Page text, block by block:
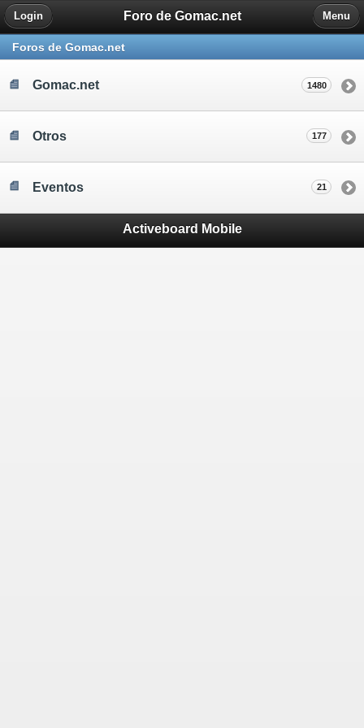
Foro de Gomac.net
Login Menu
Foros de Gomac.net
Gomac.net 1480
Otros 177
Eventos 21
Activeboard Mobile